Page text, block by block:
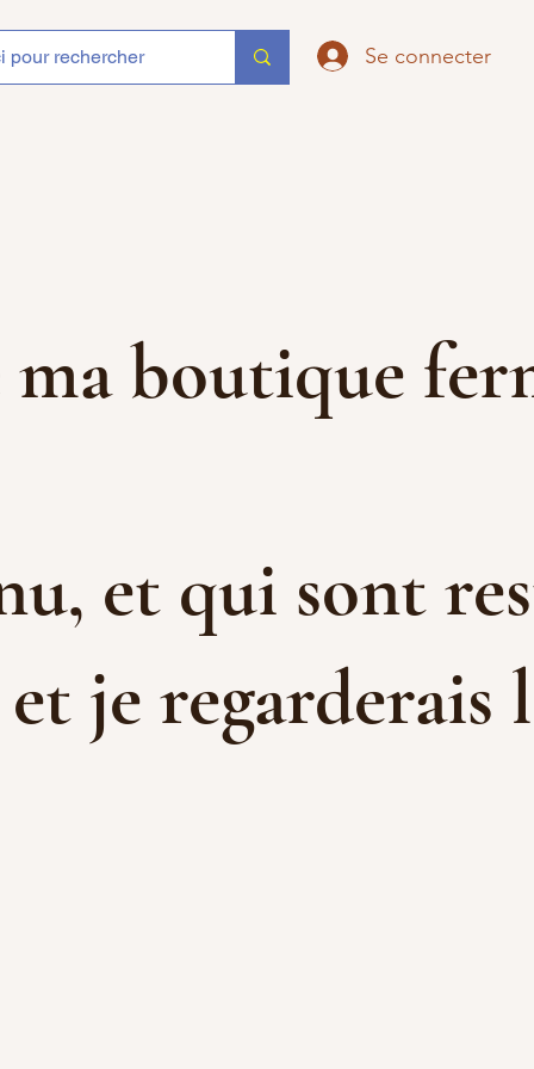
Se connecter
ma boutique
et qui sont
je regarderais